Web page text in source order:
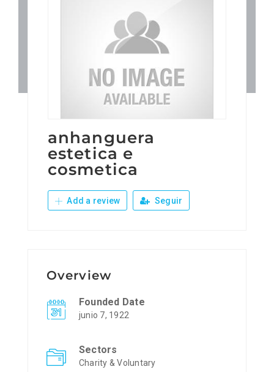
Junta Local Desarrollo
Adiestramientos
Contacto
anhanguera
estetica e
cosmetica
Add a review Seguir
Overview
Founded Date
junio 7, 1922
Sectors
Charity & Voluntary